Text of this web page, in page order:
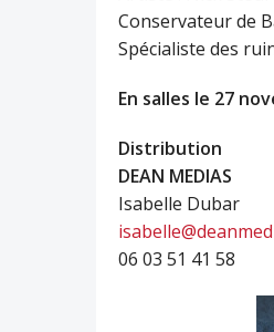
Conservateur de
Spécialiste des
En salles le 27
Distribution
DEAN MEDIAS
Isabelle Dubar
06 03 51 41 58